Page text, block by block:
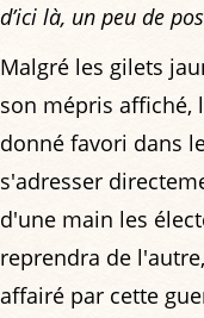
d’ici là, un peu de
Malgré les gilets
son mépris affiché,
donné favori dans
s'adresser
d'une main les
reprendra de
affairé par cette